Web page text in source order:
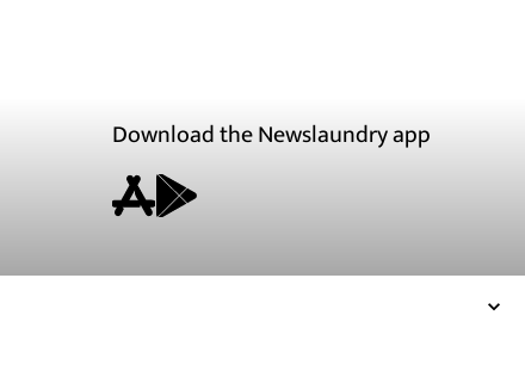
Download the Newslaundry app